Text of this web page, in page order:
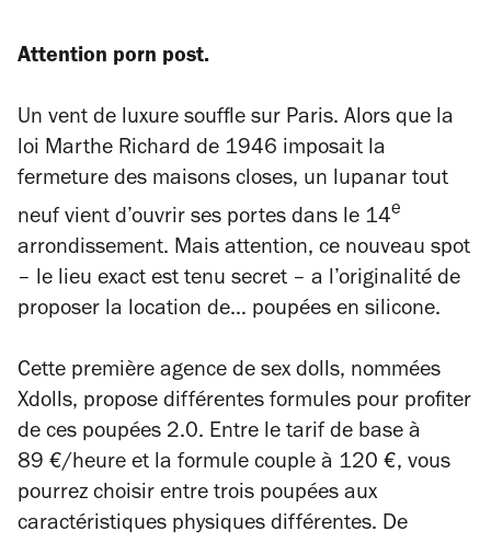
Attention porn post.
Un vent de luxure souffle sur Paris. Alors que la
loi Marthe Richard de 1946 imposait la
fermeture des maisons closes, un lupanar tout
neuf vient d’ouvrir ses portes dans le 14e
arrondissement. Mais attention, ce nouveau spot
– le lieu exact est tenu secret – a l’originalité de
proposer la location de… poupées en silicone.
Cette première agence de sex dolls, nommées
Xdolls, propose différentes formules pour profiter
de ces poupées 2.0. Entre le tarif de base à
89 €/heure et la formule couple à 120 €, vous
pourrez choisir entre trois poupées aux
caractéristiques physiques différentes. De